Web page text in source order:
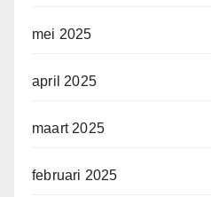
mei 2025
april 2025
maart 2025
februari 2025